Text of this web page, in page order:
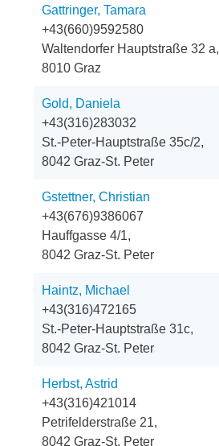
Gattringer, Tamara
+43(660)9592580
Waltendorfer Hauptstraße 32 a,
8010 Graz
Gold, Daniela
+43(316)283032
St.-Peter-Hauptstraße 35c/2,
8042 Graz-St. Peter
Gstettner, Christian
+43(676)9386067
Hauffgasse 4/1,
8042 Graz-St. Peter
Haintz, Michael
+43(316)472165
St.-Peter-Hauptstraße 31c,
8042 Graz-St. Peter
Herbst, Astrid
+43(316)421014
Petrifelderstraße 21,
8042 Graz-St. Peter